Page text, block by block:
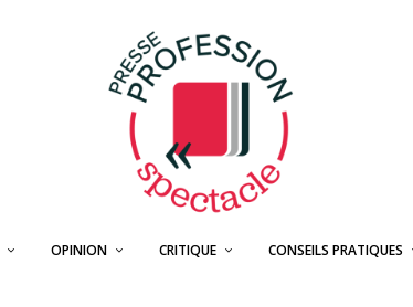
OPINION CRITIQUE CONSEILS PRATIQUES